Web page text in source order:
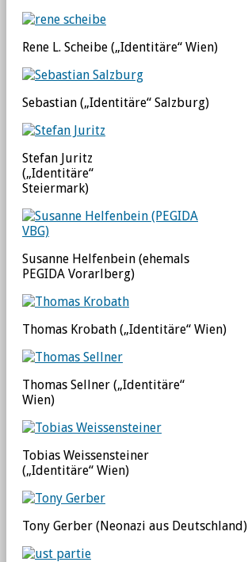
Rene L. Scheibe („Identitäre“ Wien)
Sebastian („Identitäre“ Salzburg)
Stefan Juritz
(„Identitäre“
Steiermark)
Susanne Helfenbein (ehemals
PEGIDA Vorarlberg)
Thomas Krobath („Identitäre“ Wien)
Thomas Sellner („Identitäre“
Wien)
Tobias Weissensteiner
(„Identitäre“ Wien)
Tony Gerber (Neonazi aus Deutschland)